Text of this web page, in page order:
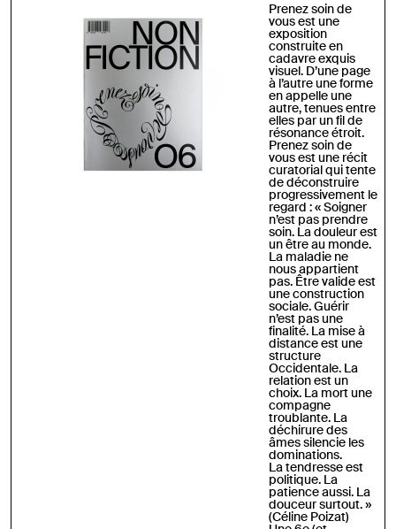
Prenez soin de
vousest une
exposition
construite en
cadavre exquis
visuel. D’une page
à l’autre une forme
en appelle une
autre, tenues entre
elles par un fil de
résonance étroit.
Prenez soin de
vousest une récit
curatorial qui tente
de déconstruire
progressivement le
regard : «Soigner
n’est pas prendre
soin. La douleur est
un être au monde.
La maladie ne
nous appartient
pas. Être valide est
une construction
sociale. Guérir
n’est pas une
finalité. La mise à
distance est une
structure
Occidentale. La
relation est un
choix. La mort une
compagne
troublante. La
déchirure des
âmes silencie les
dominations.
La tendresse est
politique. La
patience aussi. La
douceur surtout.»
(Céline Poizat)